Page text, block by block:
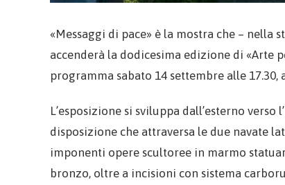
«Messaggi di pace» è la mostra che – nella
accenderà la dodicesima edizione di «Arte
programma sabato 14 settembre alle
L’esposizione si sviluppa dall’esterno verso
disposizione che attraversa le due navate
imponenti opere scultoree in marmo
bronzo, oltre a incisioni con sistema